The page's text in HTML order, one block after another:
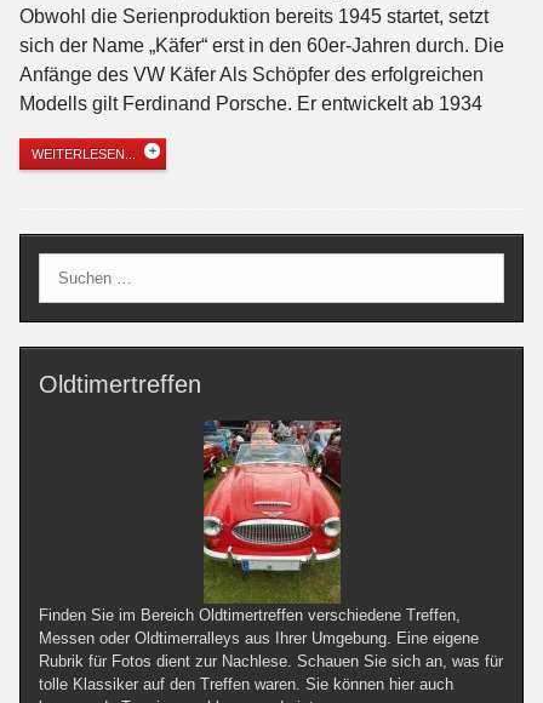
Obwohl die Serienproduktion bereits 1945 startet, setzt
sich der Name „Käfer“ erst in den 60er-Jahren durch. Die
Anfänge des VW Käfer Als Schöpfer des erfolgreichen
Modells gilt Ferdinand Porsche. Er entwickelt ab 1934
WEITERLESEN...
nach:
Oldtimertreffen
Finden Sie im Bereich Oldtimertreffen verschiedene Treffen,
Messen oder Oldtimerralleys aus Ihrer Umgebung. Eine eigene
Rubrik für Fotos dient zur Nachlese. Schauen Sie sich an, was für
tolle Klassiker auf den Treffen waren. Sie können hier auch